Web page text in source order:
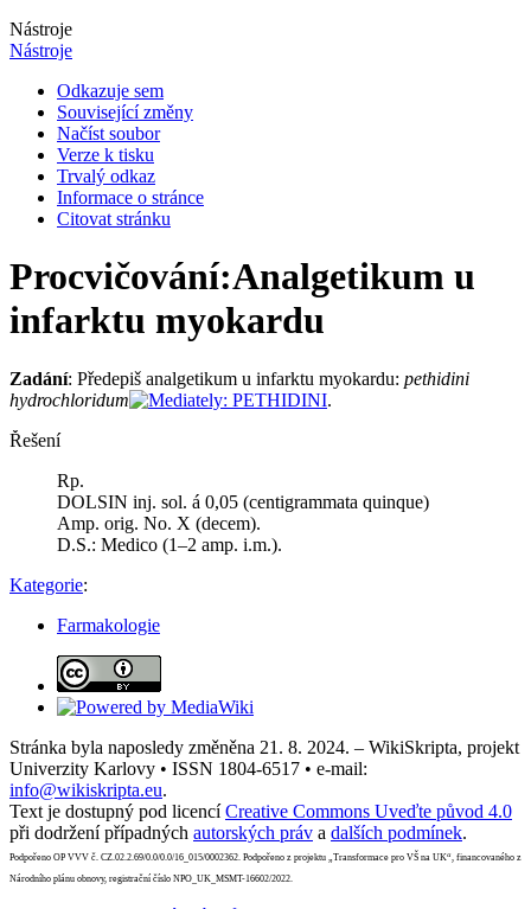
Nástroje
Nástroje
Odkazuje sem
Související změny
Načíst soubor
Verze k tisku
Trvalý odkaz
Informace o stránce
Citovat stránku
Procvičování:Analgetikum u
infarktu myokardu
Zadání: Předepiš analgetikum u infarktu myokardu: pethidini
hydrochloridum
.
Řešení
Rp.
DOLSIN inj. sol. á 0,05 (centigrammata quinque)
Amp. orig. No. X (decem).
D.S.: Medico (1–2 amp. i.m.).
Kategorie:
Farmakologie
Stránka byla naposledy změněna 21. 8. 2024. – WikiSkripta, projekt
Univerzity Karlovy • ISSN 1804-6517 • e-mail:
info@wikiskripta.eu.
Text je dostupný pod licencíCreative Commons Uveďte původ 4.0
při dodržení případných autorských práv a dalších podmínek.
Podpořeno OP VVV č. CZ.02.2.69/0.0/0.0/16_015/0002362. Podpořeno z projektu „Transformace pro VŠ na UK“, financovaného z
Národního plánu obnovy, registrační číslo NPO_UK_MSMT-16602/2022.